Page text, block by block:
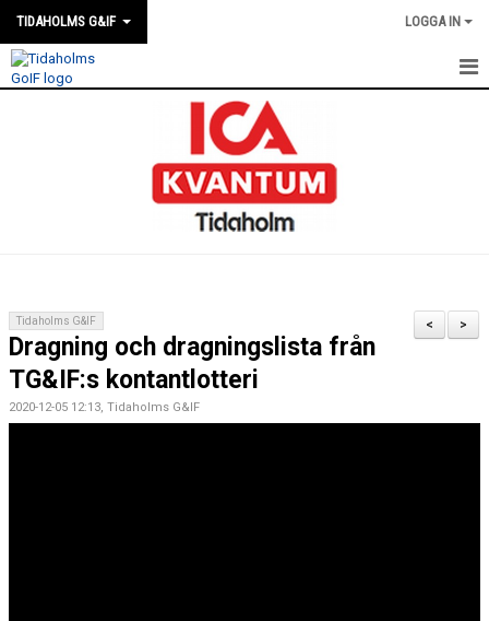
TIDAHOLMS G&IF LOGGA IN
FÖRENINGEN
>
<
Tidaholms G&IF
Dragning och dragningslista från
TG&IF:s kontantlotteri
2020-12-05 12:13, Tidaholms G&IF